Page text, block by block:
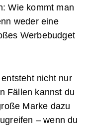
Wie kommt man
weder eine
Werbebudget
nicht nur
Fällen kannst du
Marke dazu
– wenn du